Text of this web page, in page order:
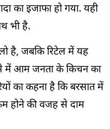
का इजाफा हो गया. यही
भी है.
है, जबकि रिटेल में यह
में आम जनता के किचन का
का कहना है किबरसात में
होने की वजह से दाम